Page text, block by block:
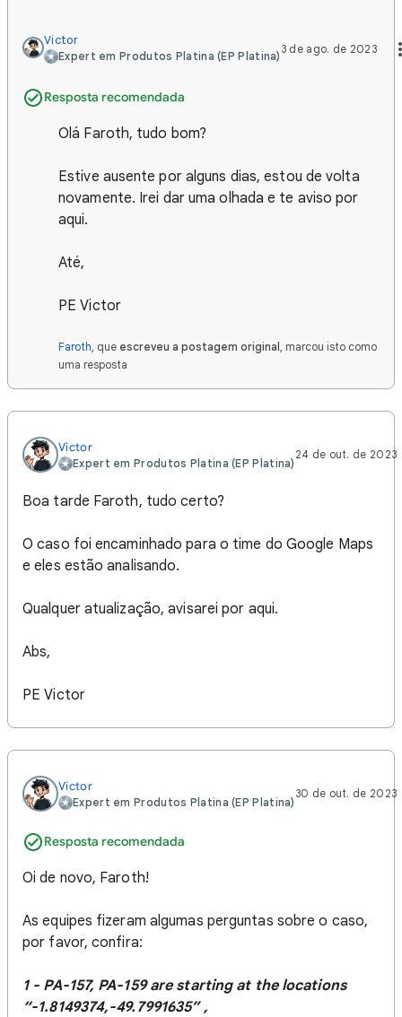
Victor‎
Expert em Produtos Platina (EP Platina)
Resposta recomendada
3 de ago. de 2023
Olá Faroth, tudo bom?
Estive ausente por alguns dias, estou de volta
novamente. Irei dar uma olhada e te aviso por
aqui.
Até,
PE Victor
Faroth , que escreveu a postagem original
, marcou isto como
uma resposta
Victor‎
Expert em Produtos Platina (EP Platina)
24 de out. de 2023
Boa tarde Faroth, tudo certo?
O caso foi encaminhado para o time do Google Maps
e eles estão analisando.
Qualquer atualização, avisarei por aqui.
Abs,
PE Victor
Victor‎
Expert em Produtos Platina (EP Platina)
Resposta recomendada
30 de out. de 2023
Oi de novo, Faroth!
As equipes fizeram algumas perguntas sobre o caso,
por favor, confira:
1 - PA-157, PA-159 are starting at the locations
“-1.8149374,-49.7991635” ,